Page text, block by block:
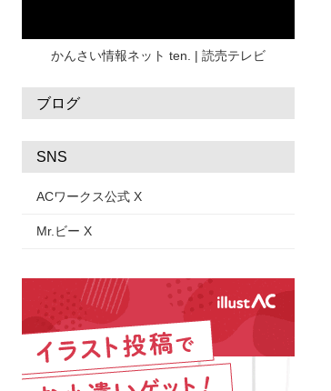
かんさい情報ネット ten. | 読売テレビ
ブログ
SNS
ACワークス公式 X
Mr.ビー X